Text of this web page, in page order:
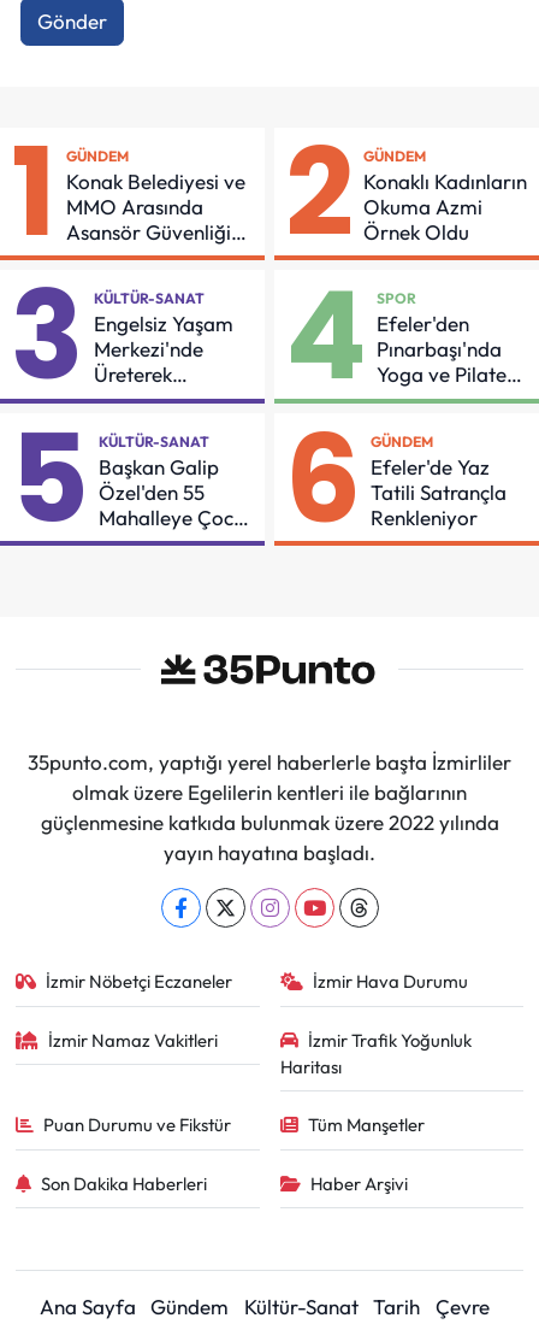
Gönder
1 GÜNDEM
Konak Belediyesi ve
MMO Arasında
Asansör Güvenliği
İçin Önemli Protokol
2 GÜNDEM
Konaklı Kadınların
Okuma Azmi
Örnek Oldu
3 KÜLTÜR-SANAT
Engelsiz Yaşam
Merkezi'nde
Üreterek
Güçleniyorlar
4 SPOR
Efeler'den
Pınarbaşı'nda
Yoga ve Pilates
Buluşması
5 KÜLTÜR-SANAT
Başkan Galip
Özel'den 55
Mahalleye Çocuk
Şenliği
6 GÜNDEM
Efeler'de Yaz
Tatili Satrançla
Renkleniyor
35punto.com, yaptığı yerel haberlerle başta İzmirliler
olmak üzere Egelilerin kentleri ile bağlarının
güçlenmesine katkıda bulunmak üzere 2022 yılında
yayın hayatına başladı.
İzmir Nöbetçi Eczaneler İzmir Hava Durumu
İzmir Namaz Vakitleri
İzmir Trafik Yoğunluk
Haritası
Puan Durumu ve Fikstür Tüm Manşetler
Son Dakika Haberleri Haber Arşivi
Ana Sayfa Gündem Kültür-Sanat Tarih
Çevre